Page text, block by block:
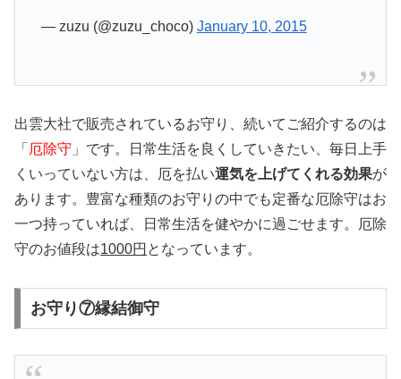
— zuzu (@zuzu_choco) January 10, 2015
出雲大社で販売されているお守り、続いてご紹介するのは
「 厄除守 」です。日常生活を良くしていきたい、毎日上手
くいっていない方は、厄を払い運気を上げてくれる効果が
あります。豊富な種類のお守りの中でも定番な厄除守はお
一つ持っていれば、日常生活を健やかに過ごせます。厄除
守のお値段は1000円 となっています。
お守り⑦縁結御守